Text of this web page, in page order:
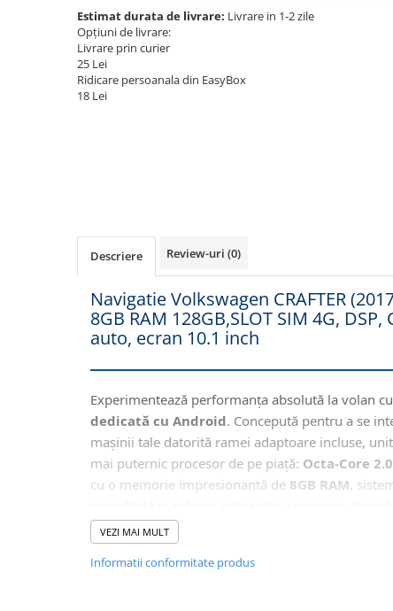
Navigatii Suzuki
Navigatii Mitsubishi
Navigatii Volvo
Navigatii KIA
Navigatii Jeep
Navigatii Land Rover
Navigatii Iveco
Navigatii Chrysler
Navigatie universala
Navigatii 2 DIN
Navigatii 1 DIN
Navigatie GPS Portabil
Accesorii navigatii
Estimat durata de livrare: Livrare in 1-2 zile
Opțiuni de livrare:
Livrare prin curier
25 Lei
Ridicare persoanala din EasyBox
18 Lei
Descriere Review-uri (0)
Navigatie Volkswagen CRAFTER
8GB RAM 128GB,SLOT SIM 4G,
auto, ecran 10.1 inch
Experimentează performanța absolută la volan
dedicată cu Android. Concepută pentru a se
mașinii tale datorită ramei adaptoare incluse,
mai puternic procesor de pe piață: Octa-Core
cu o memorie impresionantă de 8GB RAM,
independent prin
Ieșire Optică) și conectivitate completă prin
Auto.
VEZI MAI MULT
Informatii conformitate produs